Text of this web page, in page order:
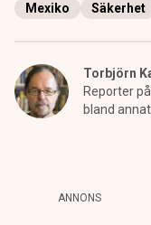
Mexiko
Säkerhet
Torbjörn
Reporter
bland
ANNONS